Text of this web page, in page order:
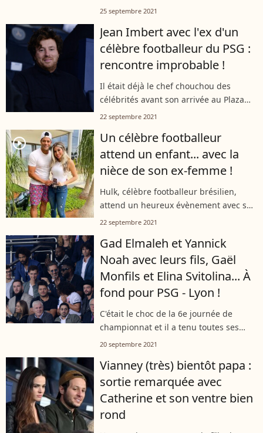
nouvelle chance à leur histoire.
tient vraisemblablement à ce que cette
fois-ci...
25 septembre 2021
Jean Imbert avec l'ex d'un
célèbre footballeur du PSG :
rencontre improbable !
Il était déjà le chef chouchou des
célébrités avant son arrivée au Plaza
Athénée, et ça continue ! En début de
cuisines une actrice et mannequin...
22 septembre 2021
player2
Un célèbre footballeur
attend un enfant... avec la
nièce de son ex-femme !
Hulk, célèbre footballeur brésilien,
attend un heureux évènement avec sa
compagne Camila Angelo. Déjà papa
Hulk a refait sa vie avec la nièce...
22 septembre 2021
Gad Elmaleh et Yannick
Noah avec leurs fils, Gaël
Monfils et Elina Svitolina... À
fond pour PSG - Lyon !
C'était le choc de la 6e journée de
championnat et il a tenu toutes ses
promesses ! Gad Elmaleh, Yannick
d'autres ont assisté à la rencontre
opposant...
20 septembre 2021
Vianney (très) bientôt papa :
sortie remarquée avec
Catherine et son ventre bien
rond